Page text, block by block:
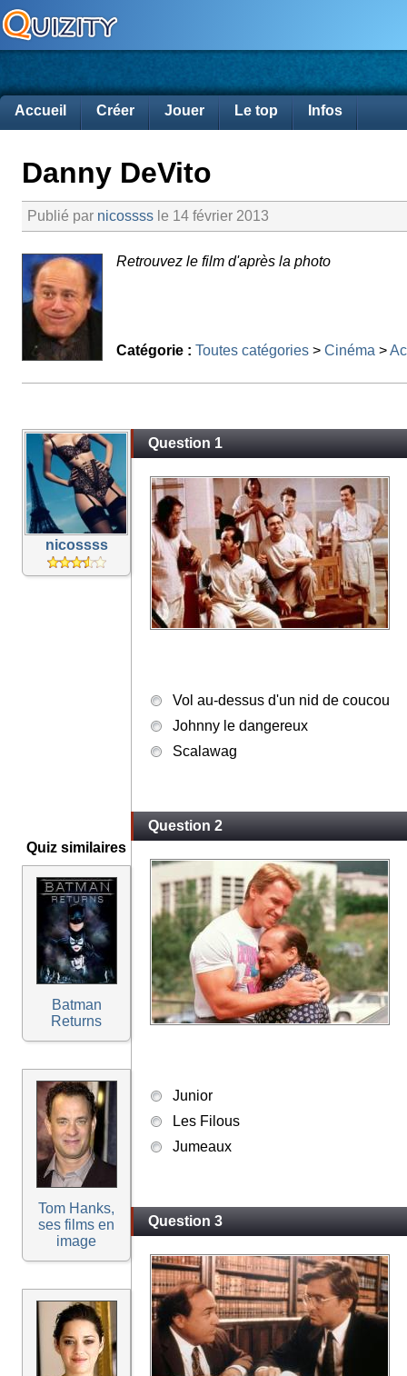
Accueil Créer Jouer Le top Infos
Danny DeVito
Publié par nicossss le 14 février 2013
Retrouvez le film d'après la photo
Catégorie : Toutes catégories > Cinéma >
nicossss
Quiz similaires
Batman
Returns
Tom Hanks,
ses films en
image
Question 1
Vol au-dessus d'un nid de coucou
Johnny le dangereux
Scalawag
Question 2
Junior
Les Filous
Jumeaux
Question 3